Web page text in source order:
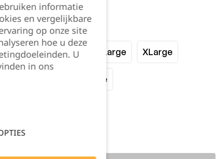
Maat:
Small Medium Large XLarge
XXXLarge
informatie
en vergelijkbare
op onze site
hoe u deze
U
in ons